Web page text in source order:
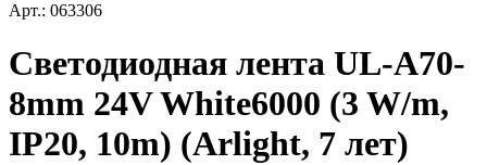
Арт.: 063306
Светодиодная лента UL-A70-
8mm 24V White6000 (3 W/m,
IP20, 10m) (Arlight, 7 лет)